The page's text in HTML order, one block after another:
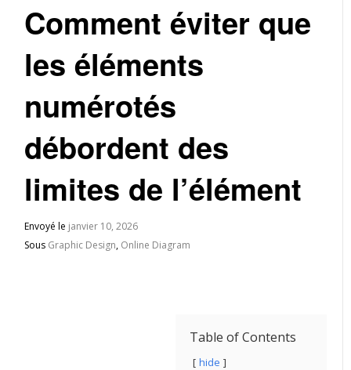
Comment éviter que
les éléments
numérotés
débordent des
limites de l’élément
Envoyé le janvier 10, 2026
Sous Graphic Design, Online Diagram
Table of Contents
hide